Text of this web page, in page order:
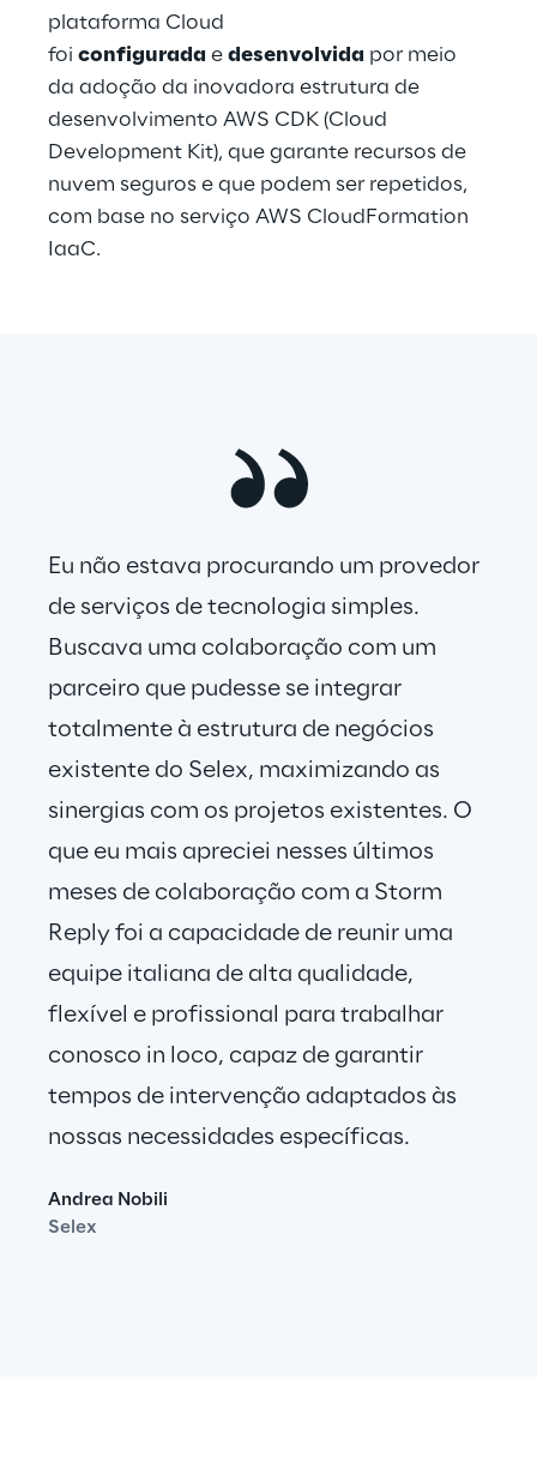
plataforma Cloud
foi configurada e desenvolvida por meio
da adoção da inovadora estrutura de
desenvolvimento AWS CDK (Cloud
Development Kit), que garante recursos de
nuvem seguros e que podem ser repetidos,
com base no serviço AWS CloudFormation
IaaC.
Eu não estava procurando um provedor
de serviços de tecnologia simples.
Buscava uma colaboração com um
parceiro que pudesse se integrar
totalmente à estrutura de negócios
existente do Selex, maximizando as
sinergias com os projetos existentes. O
que eu mais apreciei nesses últimos
meses de colaboração com a Storm
Reply foi a capacidade de reunir uma
equipe italiana de alta qualidade,
flexível e profissional para trabalhar
conosco in loco, capaz de garantir
tempos de intervenção adaptados às
nossas necessidades específicas.
Andrea Nobili
Selex